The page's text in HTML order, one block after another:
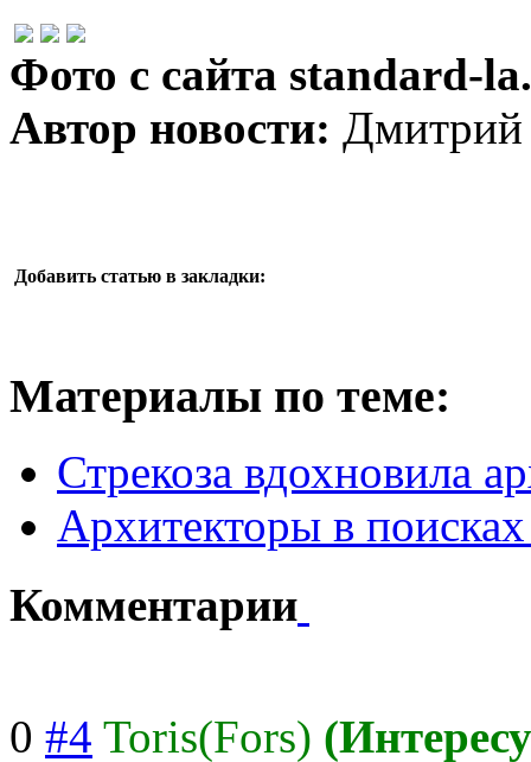
Фото с сайта standard-
Автор новости: Дмитрий
Добавить статью в закладки:
Материалы по теме:
Стрекоза вдохновила
Архитекторы в
Комментарии
0 #4 Toris(Fors)